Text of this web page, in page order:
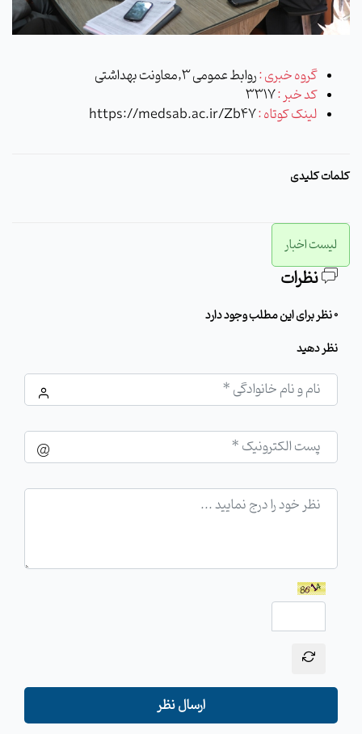
گروه خبری :روابط عمومی 3,معاونت بهداشتی
کد خبر :3317
لینک کوتاه :https://medsab.ac.ir/Zb47
کلمات کلیدی
لیست اخبار
نظرات
0 نظر برای این مطلب وجود دارد
نظر دهید
ارسال نظر